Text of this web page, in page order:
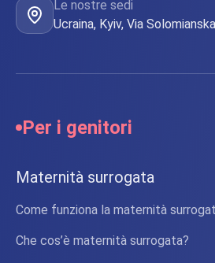
Le nostre sedi
Ucraina, Kyiv, Via
Per i genitori
Maternità surrogata
Come funziona la maternità
Che cos’è maternità surrogata?